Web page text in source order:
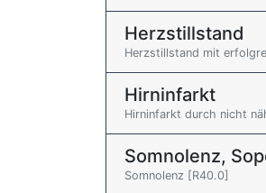
Herzstillstand
Herzstillstand mit
Hirninfarkt
Hirninfarkt durch nicht
Somnolenz,
Somnolenz [R40.0]